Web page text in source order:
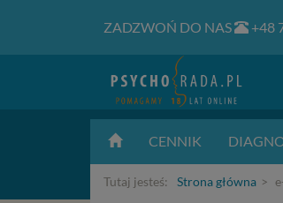
ZADZWOŃ DO NAS +48
CENNIK
Tutaj jesteś: Strona główna